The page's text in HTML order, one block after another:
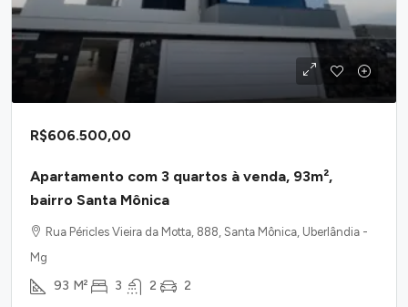
R$606.500,00
Apartamento com 3 quartos à venda, 93m²,
bairro Santa Mônica
Rua Péricles Vieira da Motta, 888, Santa Mônica, Uberlândia -
Mg
93 M² 3 2 2